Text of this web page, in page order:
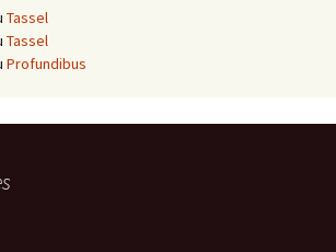
Tassel
Tassel
Profundibus